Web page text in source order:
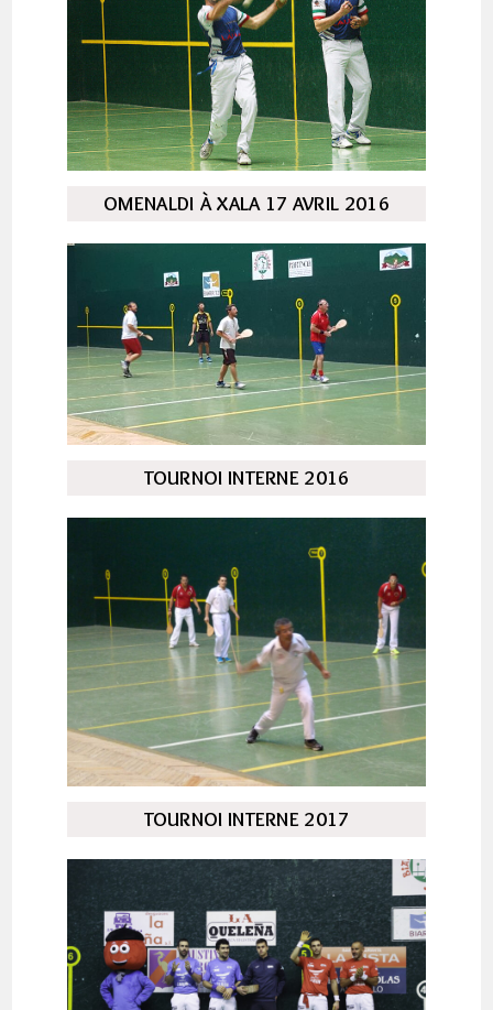
OMENALDI À XALA 17 AVRIL 2016
TOURNOI INTERNE 2016
TOURNOI INTERNE 2017